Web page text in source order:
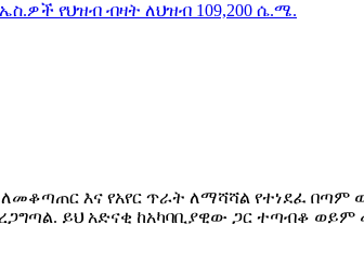
እና የአየር ጥራት ለማሻሻል የተነደፈ በጣም
ይህ አድናቂ ከአካባቢያዊው ጋር ተጣብቆ